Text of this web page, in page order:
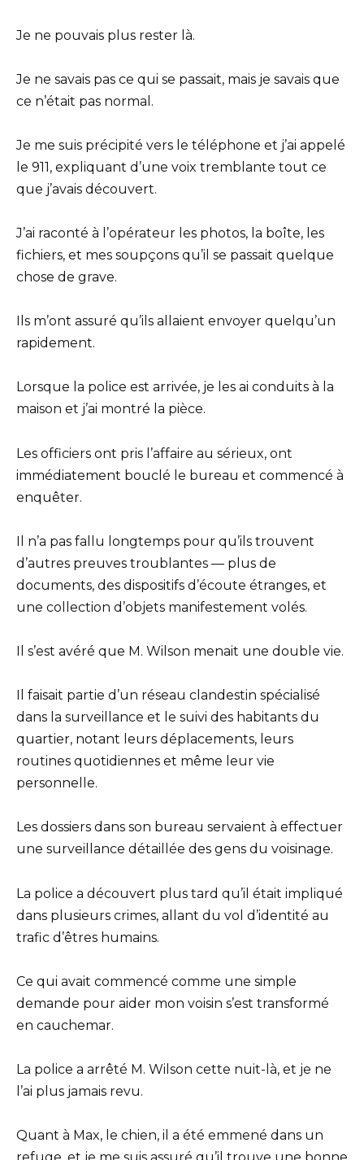
Je ne pouvais plus rester là.
Je ne savais pas ce qui se passait, mais je savais que
ce n’était pas normal.
Je me suis précipité vers le téléphone et j’ai appelé
le 911, expliquant d’une voix tremblante tout ce
que j’avais découvert.
J’ai raconté à l’opérateur les photos, la boîte, les
fichiers, et mes soupçons qu’il se passait quelque
chose de grave.
Ils m’ont assuré qu’ils allaient envoyer quelqu’un
rapidement.
Lorsque la police est arrivée, je les ai conduits à la
maison et j’ai montré la pièce.
Les officiers ont pris l’affaire au sérieux, ont
immédiatement bouclé le bureau et commencé à
enquêter.
Il n’a pas fallu longtemps pour qu’ils trouvent
d’autres preuves troublantes — plus de
documents, des dispositifs d’écoute étranges, et
une collection d’objets manifestement volés.
Il s’est avéré que M. Wilson menait une double vie.
Il faisait partie d’un réseau clandestin spécialisé
dans la surveillance et le suivi des habitants du
quartier, notant leurs déplacements, leurs
routines quotidiennes et même leur vie
personnelle.
Les dossiers dans son bureau servaient à effectuer
une surveillance détaillée des gens du voisinage.
La police a découvert plus tard qu’il était impliqué
dans plusieurs crimes, allant du vol d’identité au
trafic d’êtres humains.
Ce qui avait commencé comme une simple
demande pour aider mon voisin s’est transformé
en cauchemar.
La police a arrêté M. Wilson cette nuit-là, et je ne
l’ai plus jamais revu.
Quant à Max, le chien, il a été emmené dans un